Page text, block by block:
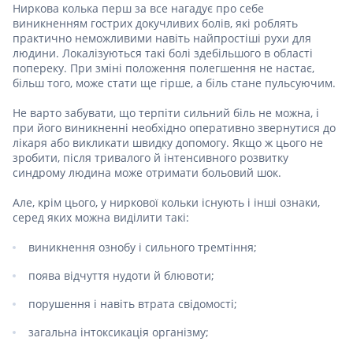
Ниркова колька перш за все нагадує про себе
виникненням гострих докучливих болів, які роблять
практично неможливими навіть найпростіші рухи для
людини. Локалізуються такі болі здебільшого в області
попереку. При зміні положення полегшення не настає,
більш того, може стати ще гірше, а біль стане пульсуючим.
Не варто забувати, що терпіти сильний біль не можна, і
при його виникненні необхідно оперативно звернутися до
лікаря або викликати швидку допомогу. Якщо ж цього не
зробити, після тривалого й інтенсивного розвитку
синдрому людина може отримати больовий шок.
Але, крім цього, у ниркової кольки існують і інші ознаки,
серед яких можна виділити такі:
виникнення ознобу і сильного тремтіння;
поява відчуття нудоти й блювоти;
порушення і навіть втрата свідомості;
загальна інтоксикація організму;